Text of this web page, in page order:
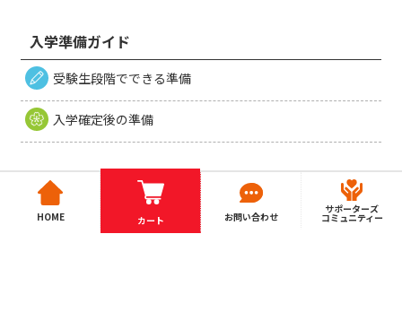
入学準備ガイド
受験生段階でできる準備
入学確定後の準備
HOME カート お問い合わせ
サポーターズ
コミュニティー